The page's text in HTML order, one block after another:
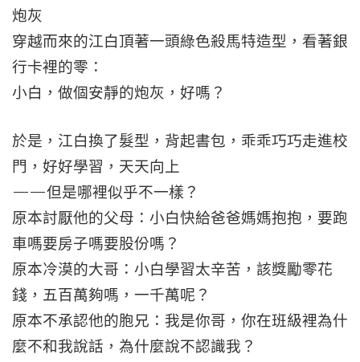
炮灰
穿越而來的江白頂著一頭綠色殺馬特造型，看著銀
行卡裡的零：
小白，做個安靜的炮灰，好嗎？
於是，江白換了髮型，背起書包，乖乖巧巧走進校
門，好好學習，天天向上
——但是哪裡似乎不一樣？
原本討厭他的父母：小白快給爸爸媽媽抱抱，要跑
車嗎要房子嗎要股份嗎？
原本冷漠的大哥：小白學習太辛苦，該獎勵零花
錢，五百萬夠嗎，一千萬呢？
原本不承認他的胞兄：我是你哥，你在班級裡為什
麼不和我說話，為什麼說不認識我？